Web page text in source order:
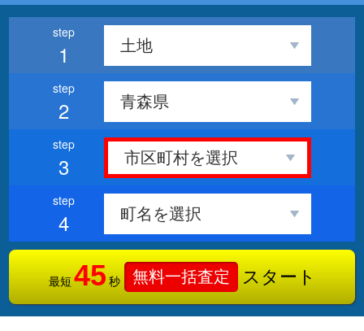
1
2
3
4
最短 45 秒 無料一括査定 スタート